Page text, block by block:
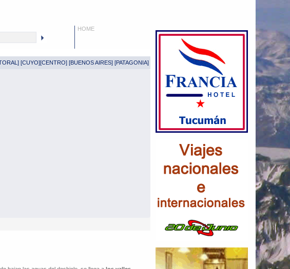
HOME
] [CUYO][CENTRO] [BUENOS AIRES] [PATAGONIA]